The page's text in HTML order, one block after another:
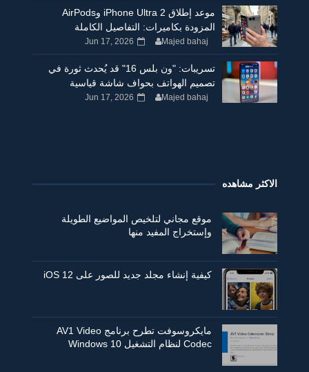
موعد إطلاق iPhone Ultra 2 وAirPods
المزودة بكاميرات: التفاصيل الكاملة
Majed bahaj
Jun 17, 2026
تسريبات: "ون بلس 16" قد يُحدث ثورة في
تصميم الهواتف بحواف شاشة قياسية
Majed bahaj
Jun 17, 2026
الاكثر مشاهده
موقع مجاني لتلخيص المواضيع الطويلة
وإستخراج المفيد منها
كيفية إنشاء مجلد جديد للصور على iOS 12
مايكروسوفت تطرح برنامج AV1 Video
Codec لنظام التشغيل Windows 10